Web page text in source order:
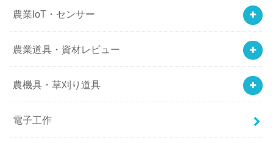
農業IoT・センサー
農業道具・資材レビュー
農機具・草刈り道具
電子工作